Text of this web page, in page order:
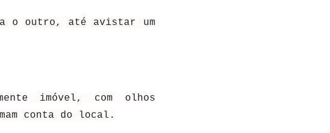
o outro, até avistar um
imóvel, com olhos
conta do local.